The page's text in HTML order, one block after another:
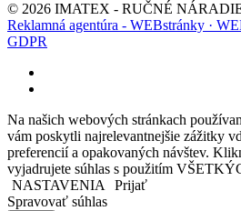
© 2026 IMATEX - RUČNÉ
Reklamná agentúra - WEBstránky ·
GDPR
Na našich webových stránkach
vám poskytli najrelevantnejšie zážitky
preferencií a opakovaných návštev.
vyjadrujete súhlas s použitím
NASTAVENIA
Prijať
Spravovať súhlas